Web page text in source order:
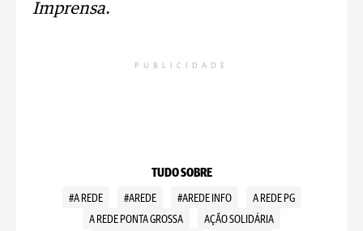
Imprensa.
PUBLICIDADE
TUDO SOBRE
#A REDE #AREDE #AREDE INFO
A REDE PG
A REDE PONTA GROSSA
AÇÃO SOLIDÁRIA